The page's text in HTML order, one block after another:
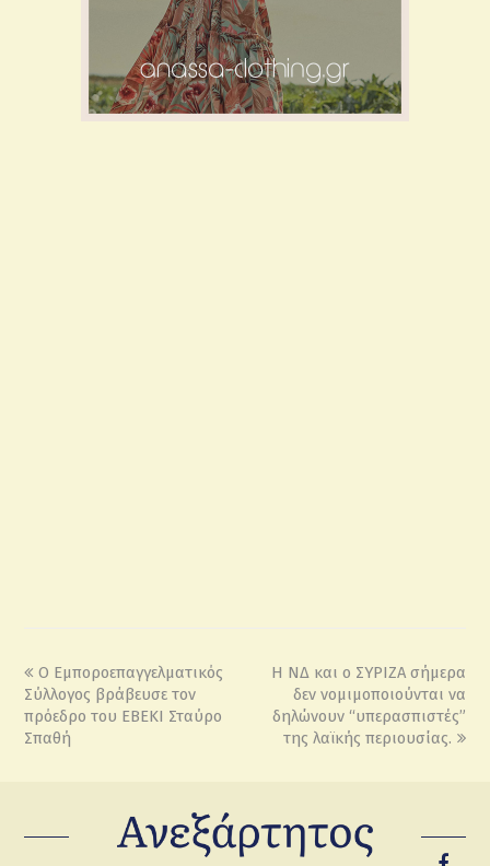
Ο Εμποροεπαγγελματικός
Σύλλογος βράβευσε τον
πρόεδρο του ΕΒΕΚΙ Σταύρο
Σπαθή
Η ΝΔ και ο ΣΥΡΙΖΑ σήμερα
δεν νομιμοποιούνται να
δηλώνουν “υπερασπιστές”
της λαϊκής περιουσίας.